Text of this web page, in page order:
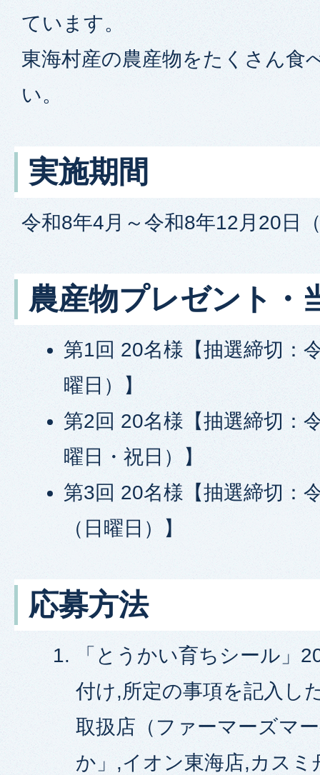
ています。
東海村産の農産物をたくさん食
い。
実施期間
令和8年4月～令和8年12月20日
農産物プレゼント・
第1回 20名様【抽選締切：
曜日）】
第2回 20名様【抽選締切：
曜日・祝日）】
第3回 20名様【抽選締切：
（日曜日）】
応募方法
「とうかい育ちシール」
付け,所定の事項を記入し
取扱店（ファーマーズマ
か」,イオン東海店,カスミ